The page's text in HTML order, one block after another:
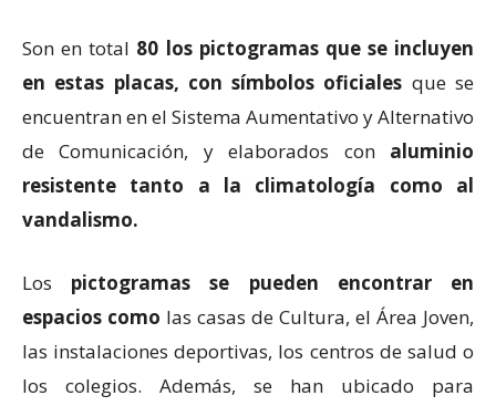
Son en total 80 los pictogramas que se incluyen
en estas placas, con símbolos oficiales que se
encuentran en el Sistema Aumentativo y Alternativo
de Comunicación, y elaborados con aluminio
resistente tanto a la climatología como al
vandalismo.
Los pictogramas se pueden encontrar en
espacios como las casas de Cultura, el Área Joven,
las instalaciones deportivas, los centros de salud o
los colegios. Además, se han ubicado para